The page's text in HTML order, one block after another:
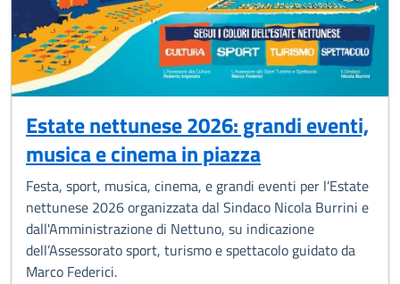
Estate nettunese 2026: grandi eventi,
musica e cinema in piazza
Festa, sport, musica, cinema, e grandi eventi per l’Estate
nettunese 2026 organizzata dal Sindaco Nicola Burrini e
dall'Amministrazione di Nettuno, su indicazione
dell’Assessorato sport, turismo e spettacolo guidato da
Marco Federici.